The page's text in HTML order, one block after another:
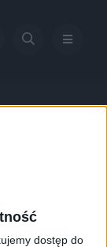
dostęp do